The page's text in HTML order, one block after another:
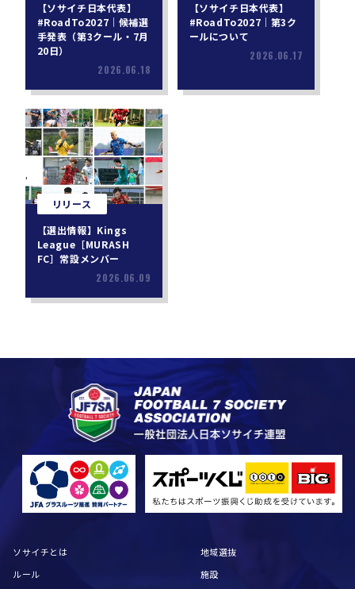
【ソサイチ日本代表】
#RoadTo2027｜候補選
手発表（第3クール・7月
20日）
2026.06.18
【ソサイチ日本代表】
#RoadTo2027｜第3ク
ールについて
2026.06.17
リリース
【選出情報】Kings
League［MURASH
FC］常設メンバー
2026.06.09
ソサイチとは
ルール
地域選抜
施設